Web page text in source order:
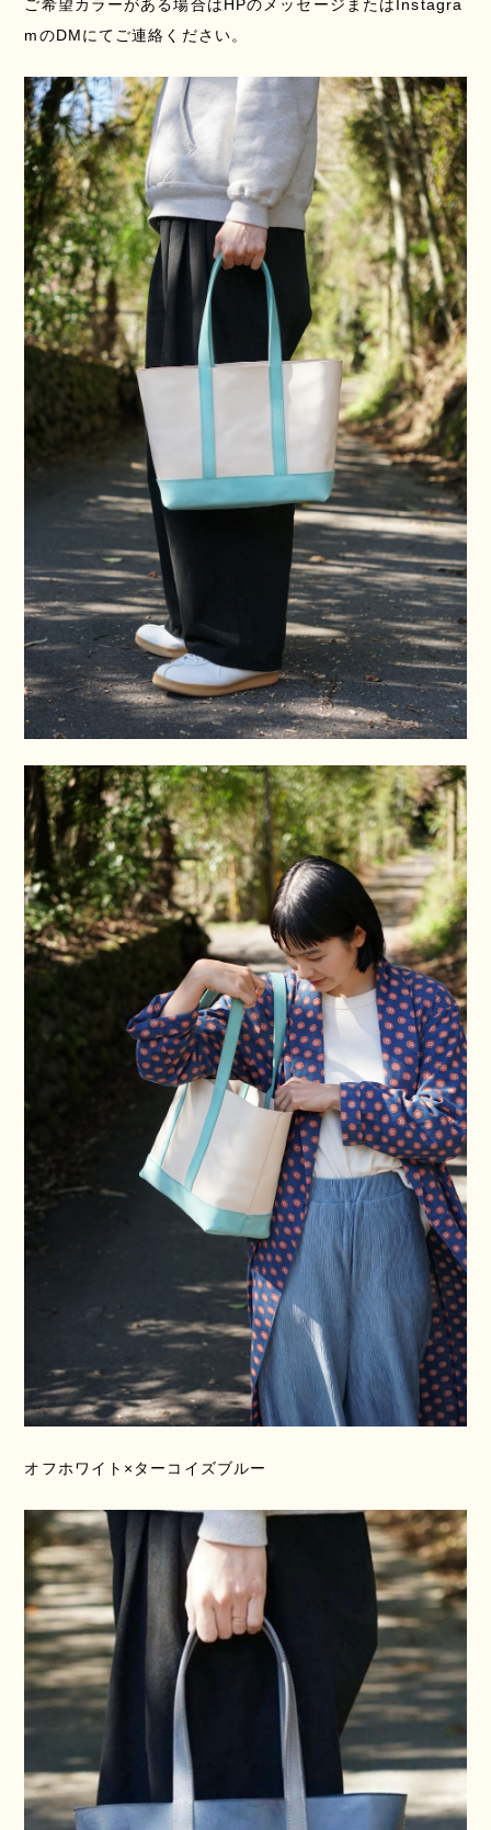
ご希望カラーがある場合はHPのメッセージまたはInstagra
mのDMにてご連絡ください。
オフホワイト×ターコイズブルー